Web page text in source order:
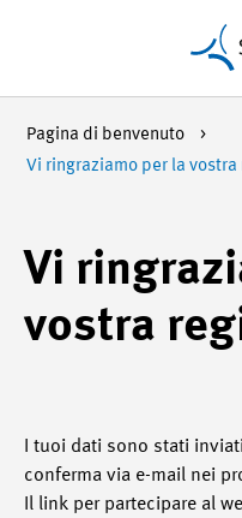
Pagina di benvenuto
Vi ringraziamo per la
Vi
vostra
I tuoi dati sono stati
conferma via e-mail nei
Il link per partecipare al